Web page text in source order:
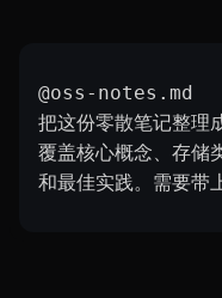
@oss-notes.md
把这份零散笔记整理
覆盖核心概念、存储
和最佳实践。需要带